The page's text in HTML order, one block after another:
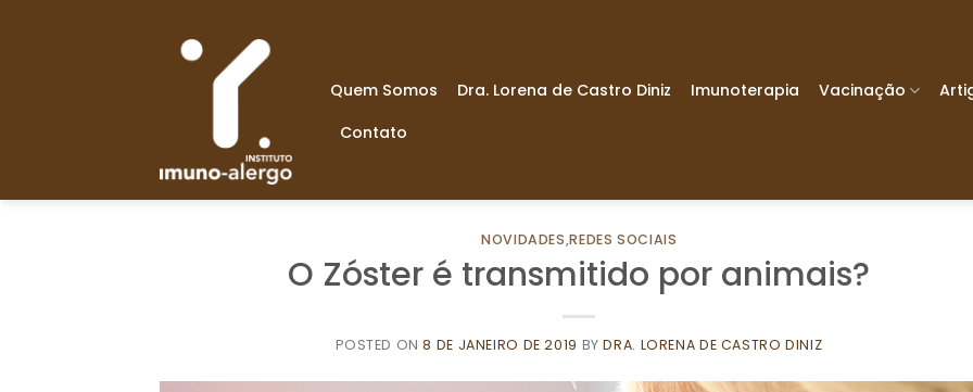
Quem Somos Dra. Lorena de Castro Diniz Imunoterapia Vacinação
Contato
NOVIDADES,REDES SOCIAIS
O Zóster é transmitido por animais?
POSTED ON8 DE JANEIRO DE 2019 BYDRA. LORENA DE CASTRO DINIZ